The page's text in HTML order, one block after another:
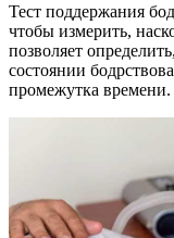
Тест поддержания
чтобы измерить,
позволяет
состоянии
промежутка времени.